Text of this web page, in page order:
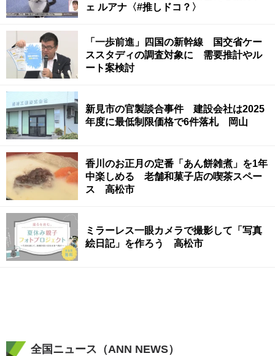
ェ ルアナ〈#推しドコ？〉
「一歩前進」四国の新幹線 国交省ケー
ススタディの調査対象に 需要推計やル
ート案検討
新見市の官製談合事件 建設会社は2025
年度に最低制限価格で6件落札 岡山
香川のお正月の定番「あん餅雑煮」を1年
中楽しめる 老舗和菓子店の喫茶スペー
ス 高松市
ミラーレス一眼カメラで撮影して「写真
絵日記」を作ろう 高松市
全国ニュース（ANN NEWS）